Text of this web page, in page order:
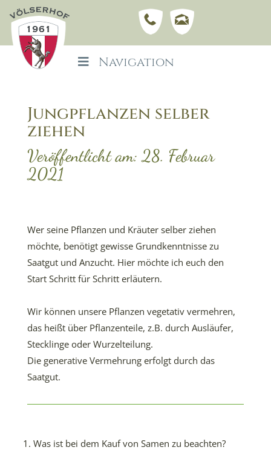
Navigation
Jungpflanzen selber
ziehen
Veröffentlicht am: 28. Februar
2021
Wer seine Pflanzen und Kräuter selber ziehen
möchte, benötigt gewisse Grundkenntnisse zu
Saatgut und Anzucht. Hier möchte ich euch den
Start Schritt für Schritt erläutern.
Wir können unsere Pflanzen vegetativ vermehren,
das heißt über Pflanzenteile, z.B. durch Ausläufer,
Stecklinge oder Wurzelteilung.
Die generative Vermehrung erfolgt durch das
Saatgut.
Was ist bei dem Kauf von Samen zu beachten?